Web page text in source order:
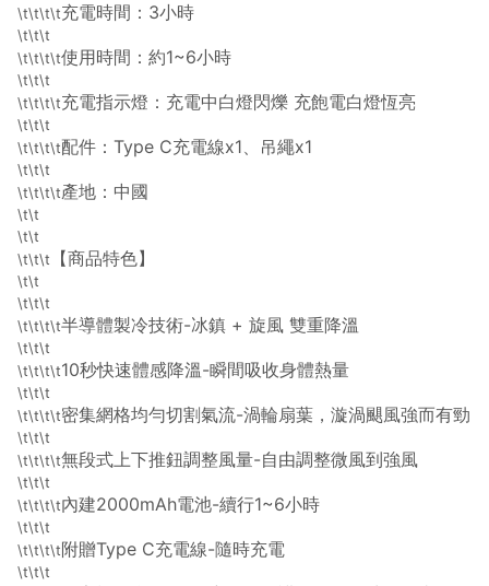
\t\t\t\t充電時間：3小時
\t\t\t
\t\t\t\t使用時間：約1~6小時
\t\t\t
\t\t\t\t充電指示燈：充電中白燈閃爍 充飽電白燈恆亮
\t\t\t
\t\t\t\t配件：Type C充電線x1、吊繩x1
\t\t\t
\t\t\t\t產地：中國
\t\t
\t\t
\t\t\t
【商品特色】
\t\t
\t\t\t
\t\t\t\t半導體製冷技術-冰鎮 + 旋風 雙重降溫
\t\t\t
\t\t\t\t10秒快速體感降溫-瞬間吸收身體熱量
\t\t\t
\t\t\t\t密集網格均勻切割氣流-渦輪扇葉，漩渦颶風強而有勁
\t\t\t
\t\t\t\t無段式上下推鈕調整風量-自由調整微風到強風
\t\t\t
\t\t\t\t內建2000mAh電池-續行1~6小時
\t\t\t
\t\t\t\t附贈Type C充電線-隨時充電
\t\t\t